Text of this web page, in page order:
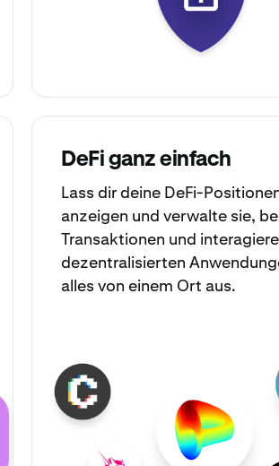
DeFi ganz einfach
Lass dir deine DeFi-
anzeigen und verwalte sie,
Transaktionen und
dezentralisierten
alles von einem Ort aus.